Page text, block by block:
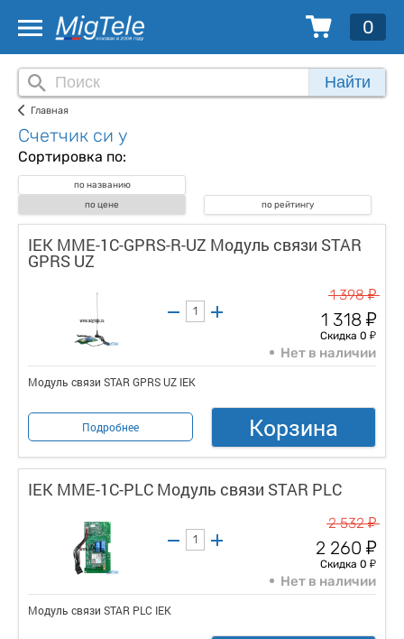
0
Найти
Главная
Счетчик си у
Сортировка по:
по названию
по цене
по рейтингу
IEK MME-1C-GPRS-R-UZ Модуль связи STAR
GPRS UZ
1 398у
1 318 у
Скидка 0 у
Нет в наличии
Модуль связи STAR GPRS UZ IEK
Подробнее Корзина
IEK MME-1C-PLC Модуль связи STAR PLC
2 532у
2 260 у
Скидка 0 у
Нет в наличии
Модуль связи STAR PLC IEK